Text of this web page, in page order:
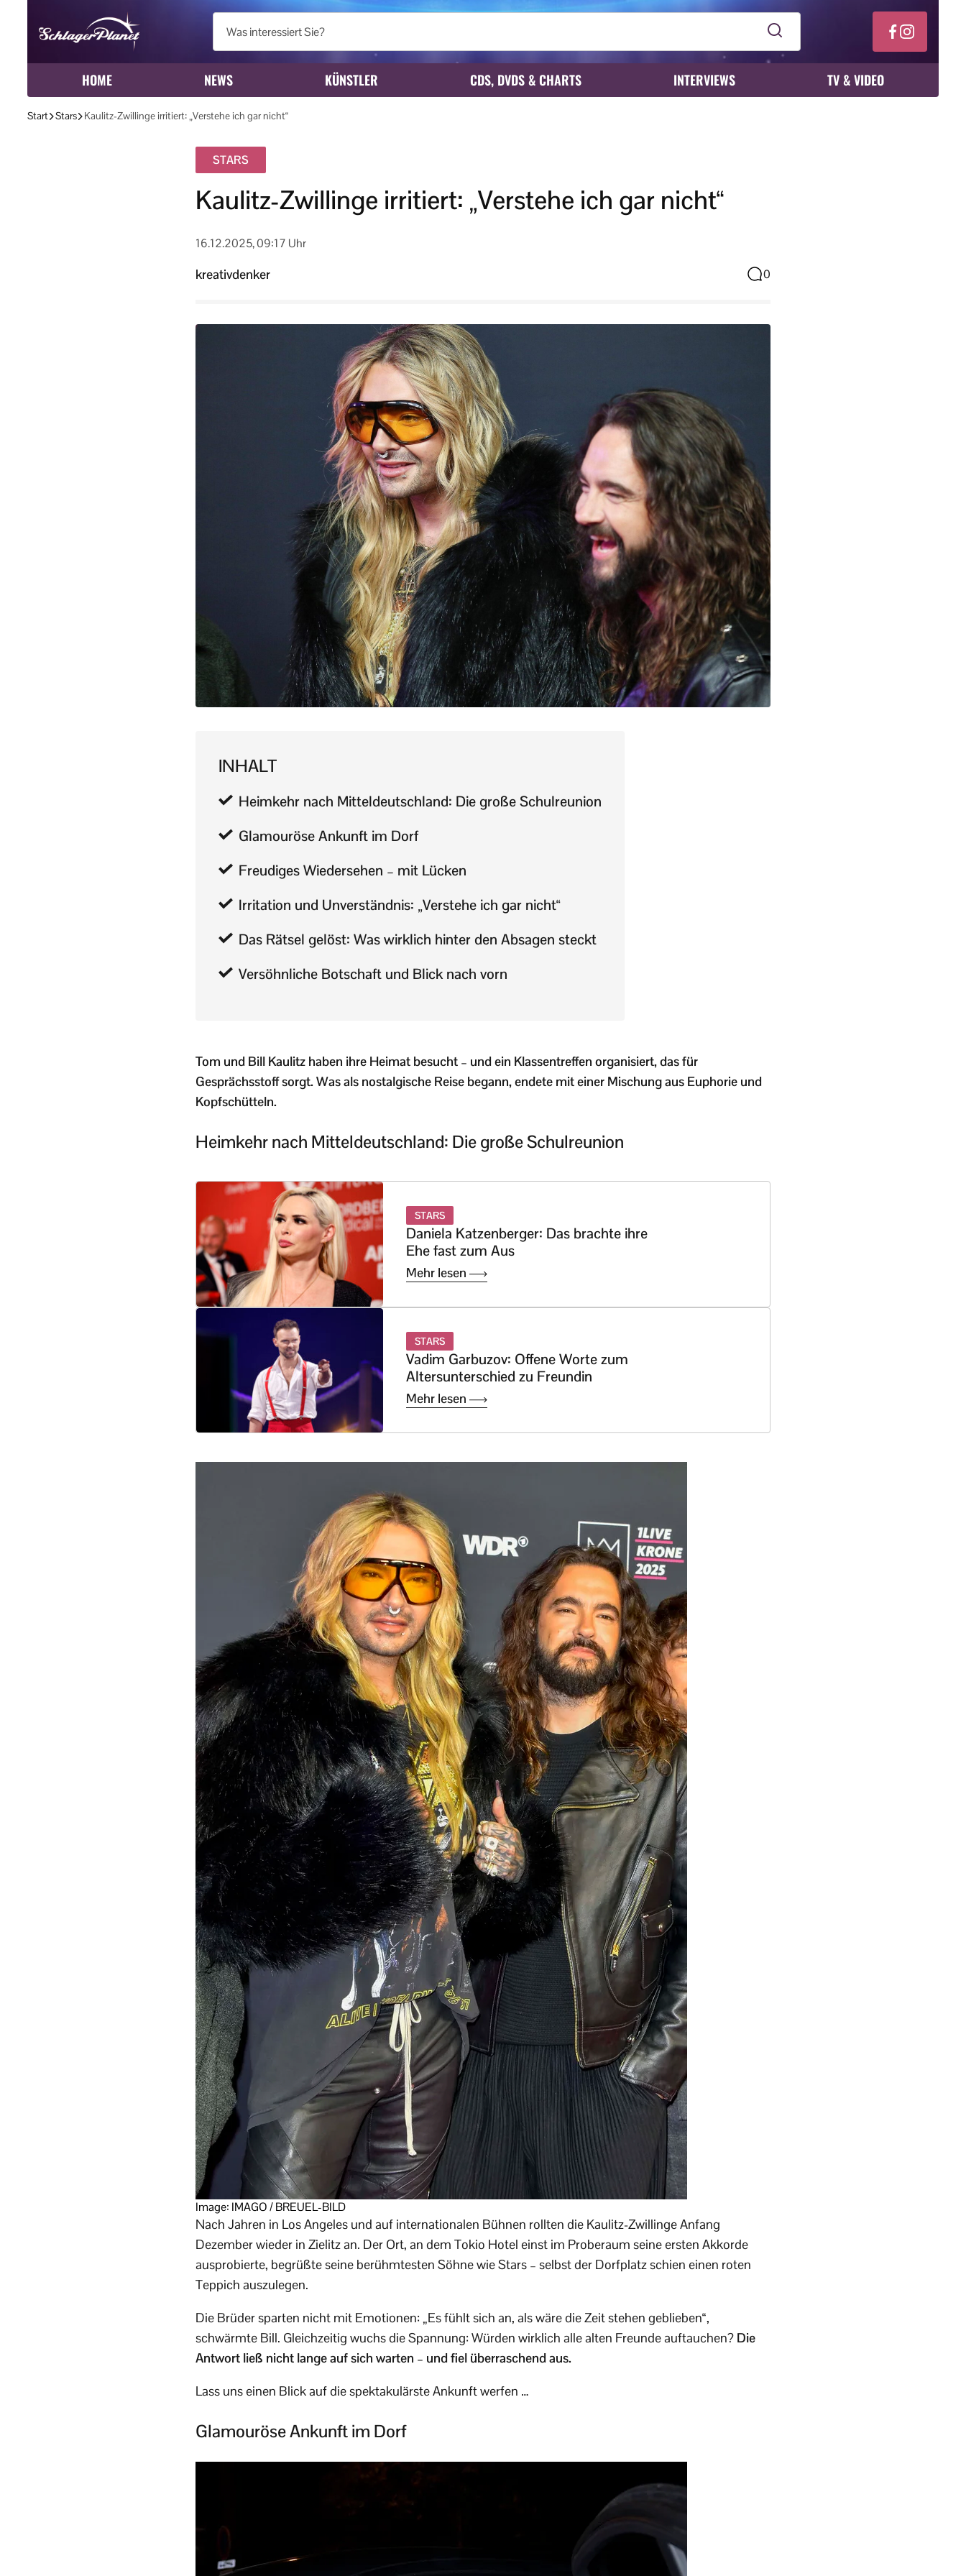
HOME NEWS KÜNSTLER CDS, DVDS & CHARTS INTERVIEWS TV & VIDEO
Start Stars Kaulitz-Zwillinge irritiert: „Verstehe ich gar nicht“
STARS
Kaulitz-Zwillinge irritiert: „Verstehe ich gar nicht“
16.12.2025, 09:17 Uhr
kreativdenker 0
INHALT
Heimkehr nach Mitteldeutschland: Die große Schulreunion
Glamouröse Ankunft im Dorf
Freudiges Wiedersehen – mit Lücken
Irritation und Unverständnis: „Verstehe ich gar nicht“
Das Rätsel gelöst: Was wirklich hinter den Absagen steckt
Versöhnliche Botschaft und Blick nach vorn
Tom und Bill Kaulitz haben ihre Heimat besucht – und ein Klassentreffen organisiert, das für
Gesprächsstoff sorgt. Was als nostalgische Reise begann, endete mit einer Mischung aus Euphorie und
Kopfschütteln.
Heimkehr nach Mitteldeutschland: Die große Schulreunion
STARS
Daniela Katzenberger: Das brachte ihre
Ehe fast zum Aus
Mehr lesen
STARS
Vadim Garbuzov: Offene Worte zum
Altersunterschied zu Freundin
Mehr lesen
Image: IMAGO / BREUEL-BILD
Nach Jahren in Los Angeles und auf internationalen Bühnen rollten die Kaulitz-Zwillinge Anfang
Dezember wieder in Zielitz an. Der Ort, an dem Tokio Hotel einst im Proberaum seine ersten Akkorde
ausprobierte, begrüßte seine berühmtesten Söhne wie Stars – selbst der Dorfplatz schien einen roten
Teppich auszulegen.
Die Brüder sparten nicht mit Emotionen: „Es fühlt sich an, als wäre die Zeit stehen geblieben“,
schwärmte Bill. Gleichzeitig wuchs die Spannung: Würden wirklich alle alten Freunde auftauchen? Die
Antwort ließ nicht lange auf sich warten – und fiel überraschend aus.
Lass uns einen Blick auf die spektakulärste Ankunft werfen …
Glamouröse Ankunft im Dorf